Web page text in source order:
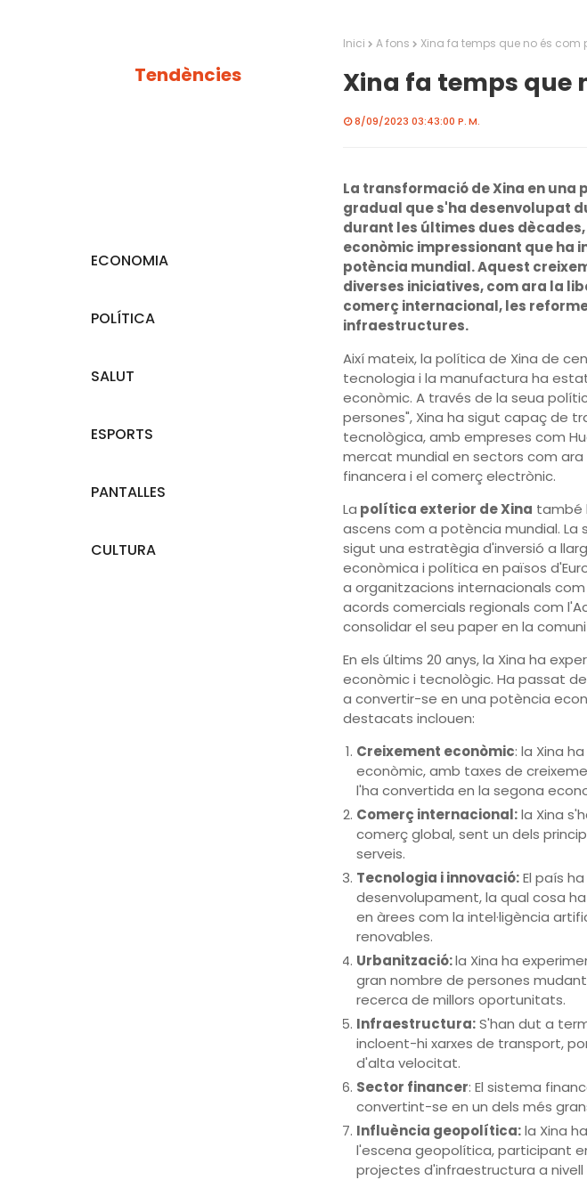
Tendències
ECONOMIA
POLÍTICA
SALUT
ESPORTS
PANTALLES
CULTURA
Inici A fons Xina fa temps que no és com
Xina fa temps que
8/09/2023 03:43:00 P. M.
La transformació de Xina en
gradual que s'ha desenvolupat
durant les últimes dues
econòmic impressionant que ha
potència mundial. Aquest
diverses iniciatives, com ara la
comerç internacional, les
infraestructures.
Així mateix, la política de Xina de
tecnologia i la manufactura ha
econòmic. A través de la seua
persones", Xina ha sigut capaç de
tecnològica, amb empreses com
mercat mundial en sectors com
financera i el comerç electrònic.
La política exterior de Xina també
ascens com a potència mundial. La
sigut una estratègia d'inversió a
econòmica i política en països
a organitzacions internacionals
acords comercials regionals com
consolidar el seu paper en la
En els últims 20 anys, la Xina ha
econòmic i tecnològic. Ha passat
a convertir-se en una potència
destacats inclouen:
Creixement econòmic: la Xina
econòmic, amb taxes de
l'ha convertida en la segona
Comerç internacional:la Xina
comerç global, sent un dels
serveis.
Tecnologia i innovació:El país
desenvolupament, la qual cosa
en àrees com la intel·ligència
renovables.
Urbanització:la Xina ha
gran nombre de persones
recerca de millors oportunitats.
Infraestructura:S'han dut a
incloent-hi xarxes de transport,
d'alta velocitat.
Sector financer: El sistema
convertint-se en un dels més
Influència geopolítica:la Xina
l'escena geopolítica, participant
projectes d'infraestructura a nivell